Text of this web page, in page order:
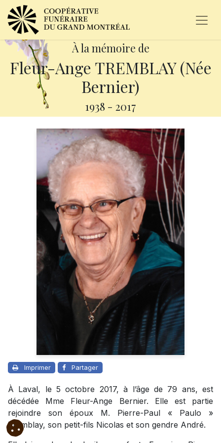
À la mémoire de
Fleur-Ange TREMBLAY (Née
Bernier)
1938 - 2017
Imprimer Partager
À Laval, le 5 octobre 2017, à l’âge de 79 ans, est
décédée Mme Fleur-Ange Bernier. Elle est partie
rejoindre son époux M. Pierre-Paul « Paulo »
Tremblay, son petit-fils Nicolas et son gendre André.